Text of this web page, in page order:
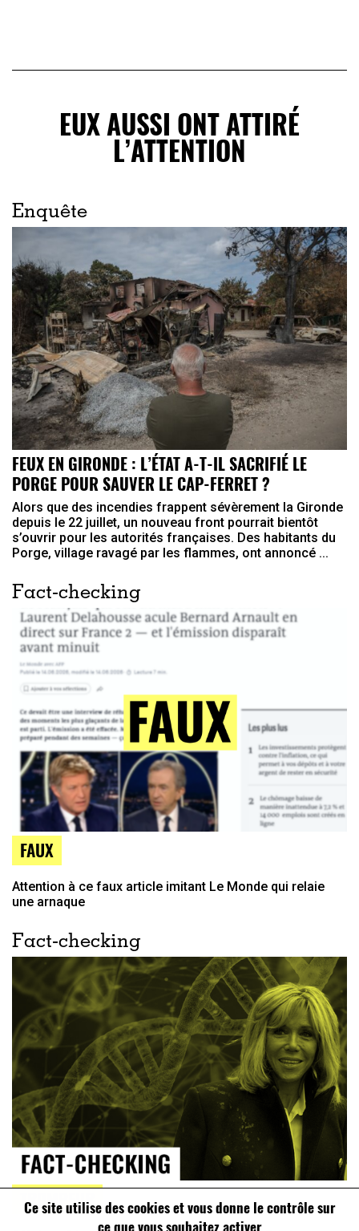
Ce site utilise des cookies et vous donne le contrôle sur
ce que vous souhaitez activer
EUX AUSSI ONT ATTIRÉ
L’ATTENTION
Enquête
FEUX EN GIRONDE : L’ÉTAT A-T-IL SACRIFIÉ LE
PORGE POUR SAUVER LE CAP-FERRET ?
Alors que des incendies frappent sévèrement la Gironde
depuis le 22 juillet, un nouveau front pourrait bientôt
s’ouvrir pour les autorités françaises. Des habitants du
Porge, village ravagé par les flammes, ont annoncé ...
Fact-checking
FAUX
Attention à ce faux article imitant Le Monde qui relaie
une arnaque
Fact-checking
TROMPEUR